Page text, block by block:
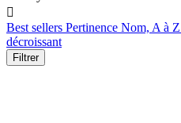

Best sellers Pertinence Nom, A à Z
décroissant
Filtrer